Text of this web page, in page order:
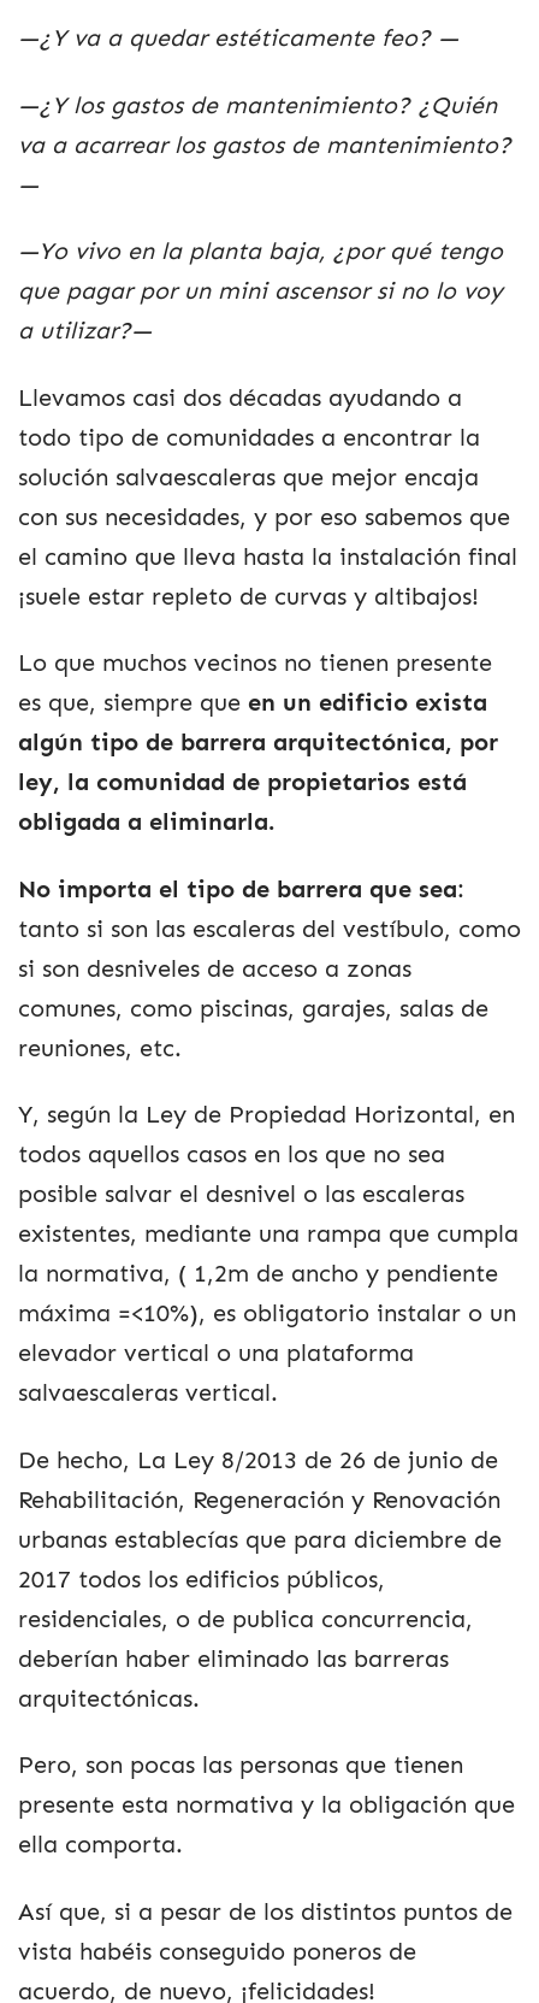
—¿Y va a quedar estéticamente feo? —
—¿Y los gastos de mantenimiento? ¿Quién
va a acarrear los gastos de mantenimiento?
—
—Yo vivo en la planta baja, ¿por qué tengo
que pagar por un mini ascensor si no lo voy
a utilizar?—
Llevamos casi dos décadas ayudando a
todo tipo de comunidades a encontrar la
solución salvaescaleras que mejor encaja
con sus necesidades, y por eso sabemos que
el camino que lleva hasta la instalación final
¡suele estar repleto de curvas y altibajos!
Lo que muchos vecinos no tienen presente
es que, siempre que en un edificio exista
algún tipo de barrera arquitectónica, por
ley, la comunidad de propietarios está
obligada a eliminarla.
No importa el tipo de barrera que sea:
tanto si son las escaleras del vestíbulo, como
si son desniveles de acceso a zonas
comunes, como piscinas, garajes, salas de
reuniones, etc.
Y, según la Ley de Propiedad Horizontal, en
todos aquellos casos en los que no sea
posible salvar el desnivel o las escaleras
existentes, mediante una rampa que cumpla
la normativa, ( 1,2m de ancho y pendiente
máxima =<10%), es obligatorio instalar o un
elevador vertical o una plataforma
salvaescaleras vertical.
De hecho, La Ley 8/2013 de 26 de junio de
Rehabilitación, Regeneración y Renovación
urbanas establecías que para diciembre de
2017 todos los edificios públicos,
residenciales, o de publica concurrencia,
deberían haber eliminado las barreras
arquitectónicas.
Pero, son pocas las personas que tienen
presente esta normativa y la obligación que
ella comporta.
Así que, si a pesar de los distintos puntos de
vista habéis conseguido poneros de
acuerdo, de nuevo, ¡felicidades!